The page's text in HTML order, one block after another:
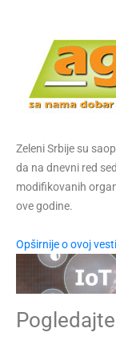
Zeleni Srbije su
da na dnevni red
modifikovanih
ove godine.
Opširnije o ovoj